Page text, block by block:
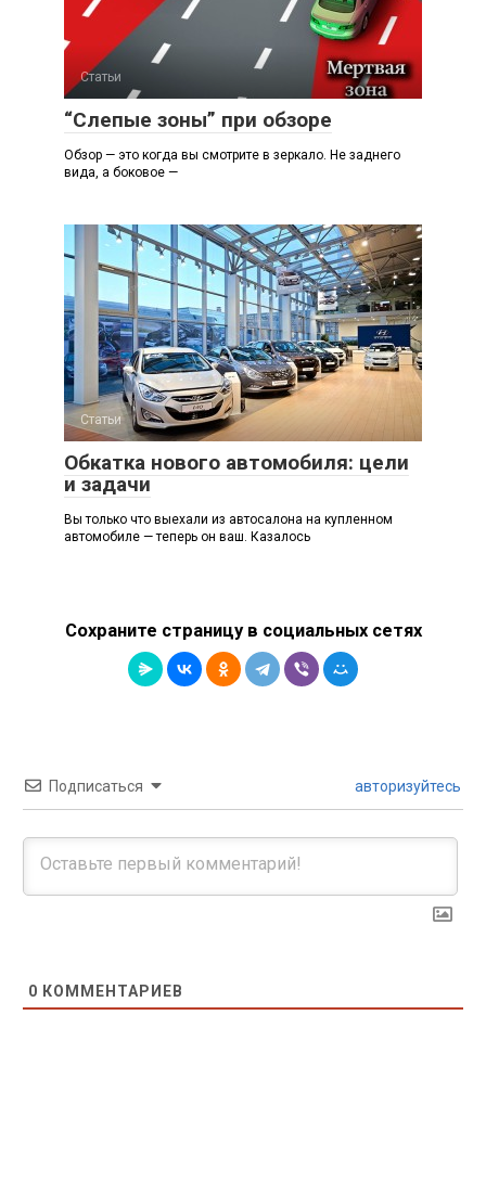
Статьи
“Слепые зоны” при обзоре
Обзор — это когда вы смотрите в зеркало. Не заднего
вида, а боковое —
Статьи
Обкатка нового автомобиля: цели
и задачи
Вы только что выехали из автосалона на купленном
автомобиле — теперь он ваш. Казалось
Сохраните страницу в социальных сетях
Подписаться авторизуйтесь
0 КОММЕНТАРИЕВ